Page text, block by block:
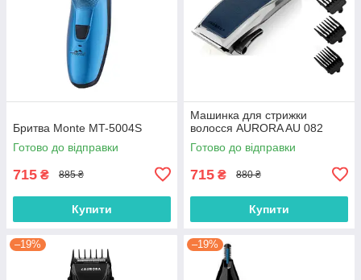
Бритва Monte MT-5004S
Готово до відправки
715 ₴ 885 ₴
Купити
Машинка для стрижки
волосся AURORA AU 082
Готово до відправки
715 ₴ 880 ₴
Купити
–19% –19%